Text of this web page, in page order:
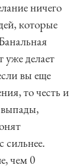
ничего
которые
делает
вы еще
то честь и
чем 0